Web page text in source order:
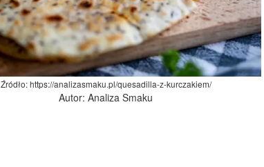
Źródło: https://analizasmaku.pl/quesadilla-z-kurczakiem/
Autor: Analiza Smaku